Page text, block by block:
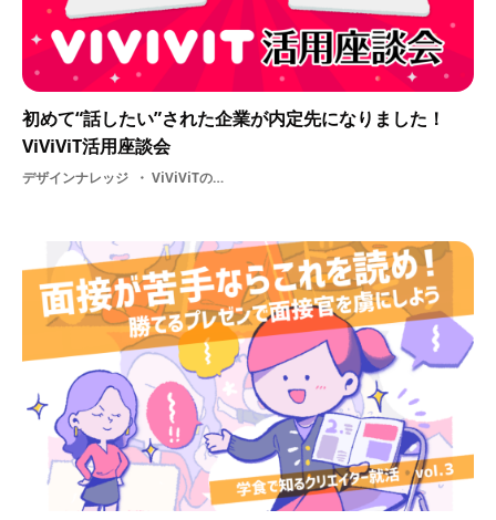
初めて“話したい”された企業が内定先になりました！
ViViViT活用座談会
デザインナレッジ ViViViTの使い方・ 先輩の体験談